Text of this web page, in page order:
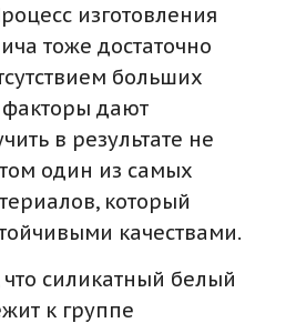
изготовления
тоже достаточно
больших
факторы дают
в результате не
один из самых
который
качествами.
что силикатный белый
к группе